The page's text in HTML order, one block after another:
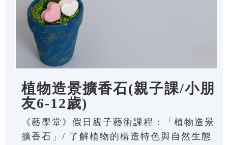
植物造景擴香石(親子課/小朋
友6-12歲)
《藝學堂》假日親子藝術課程：「植物造景
擴香石」/ 了解植物的構造特色與自然生態